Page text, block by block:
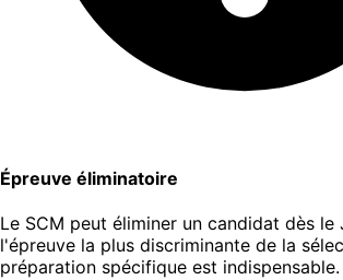
Épreuve éliminatoire
Le SCM peut éliminer un candidat dès le
l'épreuve la plus discriminante de la
préparation spécifique est indispensable.